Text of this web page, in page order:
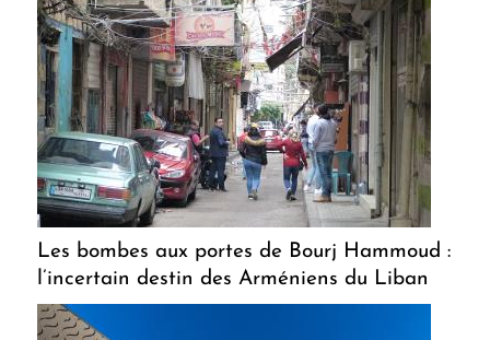
Les bombes aux portes de Bourj Hammoud :
l’incertain destin des Arméniens du Liban